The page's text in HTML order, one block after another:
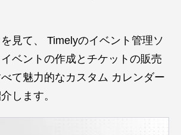
見て、 Timelyのイベント管理ソ
ベントの作成とチケットの販売
て魅力的なカスタム カレンダー
します。